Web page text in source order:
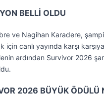
BELLİ OLDU
ve Nagihan Karadere,
için canlı yayında karşı
ardından Survivor 2026
2026 BÜYÜK ÖDÜLÜ